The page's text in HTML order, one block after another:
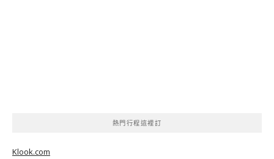
熱門行程這裡訂
Klook.com